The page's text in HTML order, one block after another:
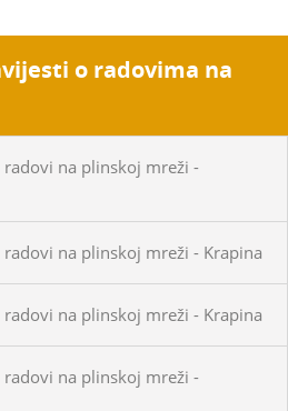
o radovima na
na plinskoj mreži -
na plinskoj mreži - Krapina
na plinskoj mreži - Krapina
na plinskoj mreži -